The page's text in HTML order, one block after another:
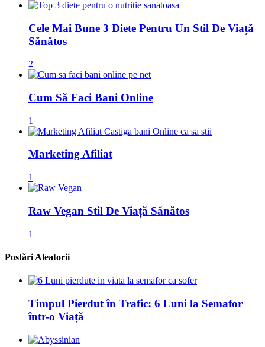
Cele Mai Bune 3 Diete Pentru Un Stil De Viață
Sănătos
2
Cum Să Faci Bani Online
1
Marketing Afiliat
1
Raw Vegan Stil De Viață Sănătos
1
Postări Aleatorii
Timpul Pierdut în Trafic: 6 Luni la Semafor
într-o Viață